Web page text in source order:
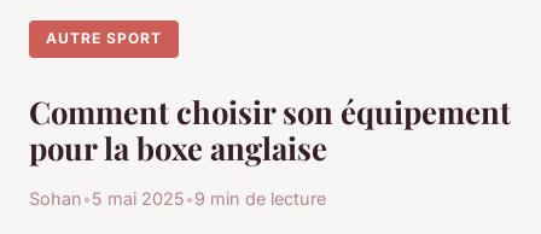
AUTRE SPORT
Comment choisir son équipement
pour la boxe anglaise
Sohan•5 mai 2025•9 min de lecture